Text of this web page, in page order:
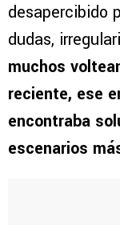
desapercibido
dudas,
muchos
reciente, ese
encontraba
escenarios